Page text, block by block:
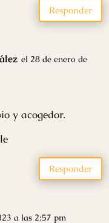
Responder
el 28 de enero de
y acogedor.
Responder
a las 2:57 pm